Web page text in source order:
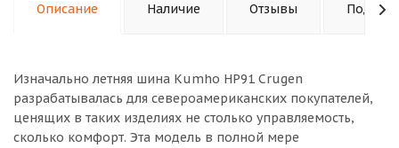
Описание Наличие Отзывы
Изначально летняя шина Kumho HP91 Crugen
разрабатывалась для североамериканских покупателей,
ценящих в таких изделиях не столько управляемость,
сколько комфорт. Эта модель в полной мере